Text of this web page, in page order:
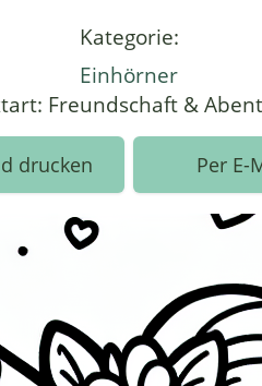
Kategorie:
Einhörner
Freundschaft &
drucken Per E-